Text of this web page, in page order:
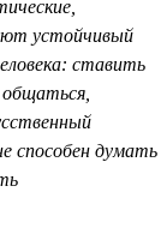
устойчивый
ставить
способен думать